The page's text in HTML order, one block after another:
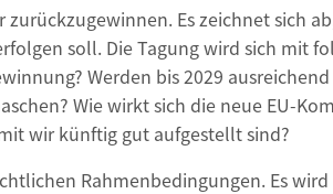
Es zeichnet sich
soll. Die Tagung wird sich mit
Werden bis 2029
Wie wirkt sich die neue EU-
wir künftig gut aufgestellt sind?
Rahmenbedingungen. Es